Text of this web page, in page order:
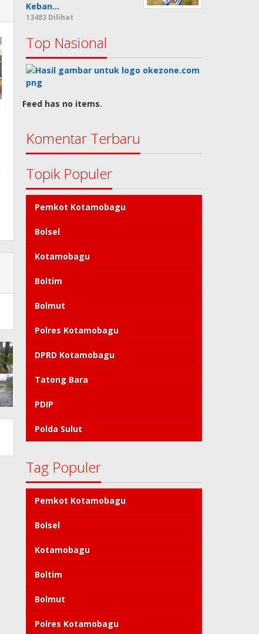
Keban…
13483 Dilihat
Top Nasional
Feed has no items.
Komentar Terbaru
Topik Populer
Pemkot Kotamobagu
Bolsel
Kotamobagu
Boltim
Bolmut
Polres Kotamobagu
DPRD Kotamobagu
Tatong Bara
PDIP
Polda Sulut
Tag Populer
Pemkot Kotamobagu
Bolsel
Kotamobagu
Boltim
Bolmut
Polres Kotamobagu